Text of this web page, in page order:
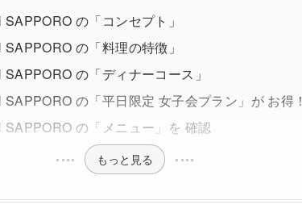
の「コンセプト」
の「料理の特徴」
の「ディナーコース」
の「平日限定 女子会プラン」が お得！
の「メニュー」を 確認
もっと見る